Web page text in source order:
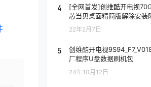
4
[全网首发]创维酷开电视
芯当贝桌面精简版解除安装
22年2月7日
5
创维酷开电视
厂程序U盘数据刷机包
24年10月12日